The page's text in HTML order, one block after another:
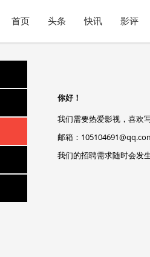
首页 头条 快讯 影评
你好！
我们需要热爱影视，喜欢
邮箱：
我们的招聘需求随时会发